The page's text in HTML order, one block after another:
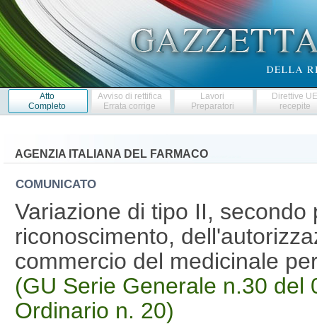
Atto
Completo
Avviso di rettifica
Errata corrige
Lavori
Preparatori
Direttive
recepite
AGENZIA ITALIANA DEL FARMACO
COMUNICATO
Variazione di tipo II, secondo
riconoscimento,
commercio del medicinale
(GU Serie Generale n.30 del
Ordinario n. 20)